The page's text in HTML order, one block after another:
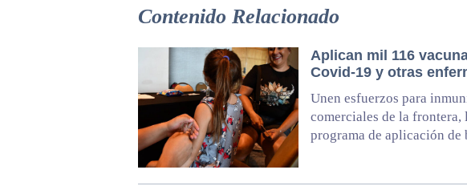
Contenido Relacionado
Aplican mil 116
Covid-19 y otras
Unen esfuerzos para
comerciales de la frontera,
programa de aplicación de